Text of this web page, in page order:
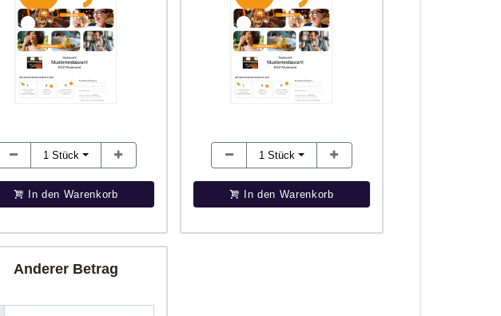
1Stück
In den Warenkorb
1Stück
In den Warenkorb
Anderer Betrag